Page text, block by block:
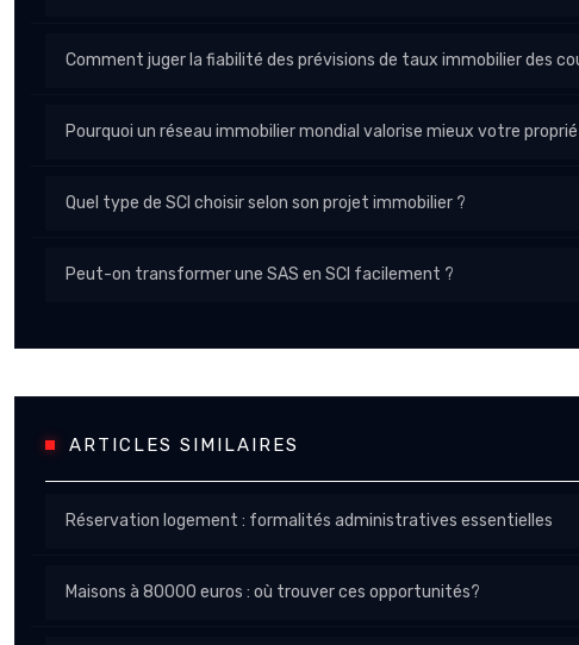
Comment juger la fiabilité des prévisions de taux immobilier des
Pourquoi un réseau immobilier mondial valorise mieux votre
Quel type de SCI choisir selon son projet immobilier ?
Peut-on transformer une SAS en SCI facilement ?
ARTICLES SIMILAIRES
Réservation logement : formalités administratives essentielles
Maisons à 80000 euros : où trouver ces opportunités?